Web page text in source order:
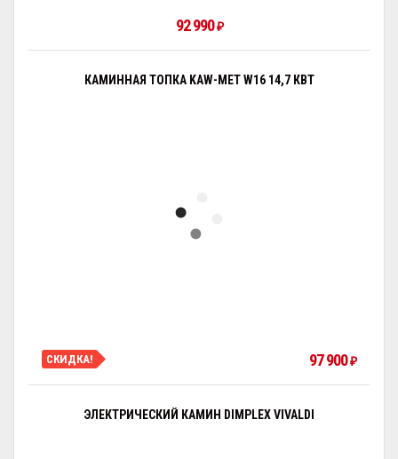
92 990₽
КАМИННАЯ ТОПКА KAW-MET W16 14,7 КВТ
СКИДКА! 97 900₽
ЭЛЕКТРИЧЕСКИЙ КАМИН DIMPLEX VIVALDI